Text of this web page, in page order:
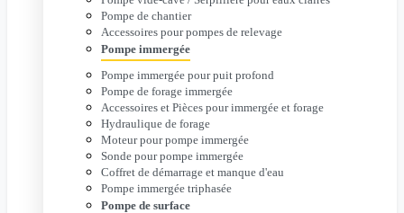
Pompe de chantier
Accessoires pour pompes de relevage
Pompe immergée
Pompe immergée pour puit profond
Pompe de forage immergée
Accessoires et Pièces pour immergée et forage
Hydraulique de forage
Moteur pour pompe immergée
Sonde pour pompe immergée
Coffret de démarrage et manque d'eau
Pompe immergée triphasée
Pompe de surface